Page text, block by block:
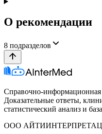
О рекомендации
8 подразделов
Справочно-информационная
Доказательные ответы,
статистический анализ и
ООО